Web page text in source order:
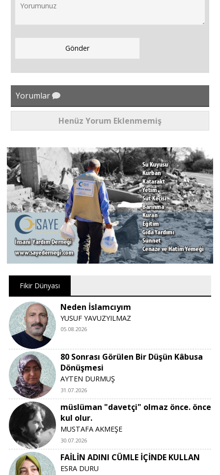
Yorumlar
Henüz Yorum Eklenmemiş
Fikir Dünyası
Neden İslamcıyım
YUSUF YAVUZYILMAZ
05.08.2026
80 Sonrası Görülen Bir Düşün Kâbusa
Dönüşmesi
AYTEN DURMUŞ
31.07.2026
müslüman "davetçi" olmaz önce. önce
kul olur.
MUSTAFA AKMEŞE
30.07.2026
FAİLİN ADINI CÜMLE İÇİNDE KULLAN
ESRA DURU